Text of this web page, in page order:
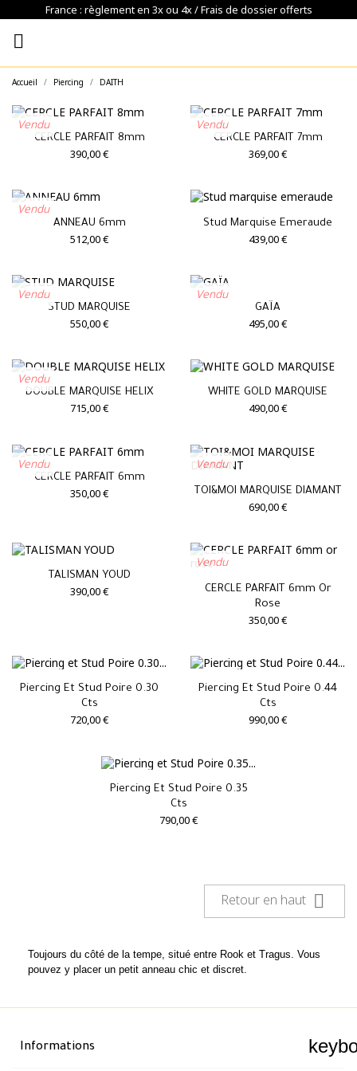
France : règlement en 3x ou 4x / Frais de dossier offerts

Accueil Piercing DAITH
CERCLE PARFAIT 8mm
390,00 €
Vendu
CERCLE PARFAIT 7mm
369,00 €
Vendu
ANNEAU 6mm
512,00 €
Vendu
Stud Marquise Emeraude
439,00 €
STUD MARQUISE
550,00 €
Vendu
GAÏA
495,00 €
Vendu
DOUBLE MARQUISE HELIX
715,00 €
Vendu
WHITE GOLD MARQUISE
490,00 €
CERCLE PARFAIT 6mm
350,00 €
Vendu
TOI&MOI MARQUISE DIAMANT
690,00 €
Vendu
TALISMAN YOUD
390,00 €
CERCLE PARFAIT 6mm Or
Rose
350,00 €
Vendu
Piercing Et Stud Poire 0.30
Cts
720,00 €
Piercing Et Stud Poire 0.44
Cts
990,00 €
Piercing Et Stud Poire 0.35
Cts
790,00 €
Retour en haut 
Toujours du côté de la tempe, situé entre Rook et Tragus. Vous
pouvez y placer un petit anneau chic et discret.
Informations